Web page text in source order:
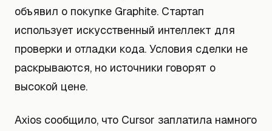
объявил о покупке Graphite. Стартап
использует искусственный интеллект для
проверки и отладки кода. Условия сделки не
раскрываются, но источники говорят о
высокой цене.
Axios сообщило, что Cursor заплатила намного